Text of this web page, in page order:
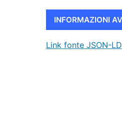
INFORMAZIONI
Link fonte JSON-LD